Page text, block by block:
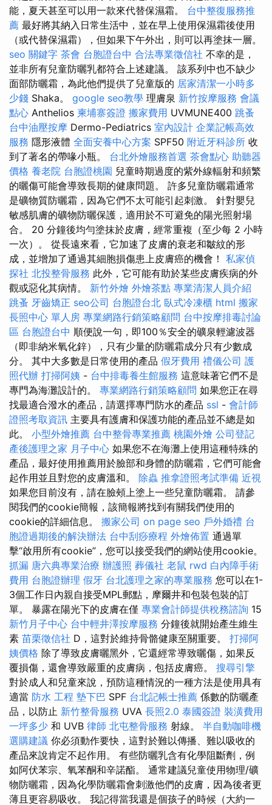
能，夏天甚至可以用一款來代替保濕霜。 台中整復服務推
薦 最好將其納入日常生活中，並在早上使用保濕霜後使用
（或代替保濕霜），但如果下午外出，則可以再塗抹一層。
seo 關鍵字 茶會 台胞證台中 合法專業徵信社 不幸的是，
並非所有兒童防曬乳都符合上述建議。 該系列中也不缺少
面部防曬霜，為此他們提供了兒童版的 居家清潔一小時多
少錢 Shaka。 google seo教學 理膚泉 新竹按摩服務 會議
點心 Anthelios 柬埔寨簽證 搬家費用 UVMUNE400 跳蚤
台中油壓按摩 Dermo-Pediatrics 室內設計 企業記帳高效
服務 隱形液體 全面安養中心方案 SPF50 附近牙科診所 收
到了著名的帶喙小瓶。 台北外燴服務首選 茶會點心 助聽器
價格 養老院 台胞證桃園 兒童時期過度的紫外線輻射和頻繁
的曬傷可能會導致長期的健康問題。 許多兒童防曬霜通常
是礦物質防曬霜，因為它們不太可能引起刺激。 針對嬰兒
敏感肌膚的礦物防曬保護，適用於不可避免的陽光照射場
合。 20 分鐘後均勻塗抹於皮膚，經常重複（至少每 2 小時
一次）。 從長遠來看，它加速了皮膚的衰老和皺紋的形
成，並增加了通過其細胞損傷患上皮膚癌的機會！ 私家偵
探社 北投整骨服務 此外，它可能有助於某些皮膚疾病的外
觀或惡化其病情。 新竹外燴 外燴茶點 專業清潔人員介紹
跳蚤 牙齒矯正 seo公司 台胞證台北 臥式冷凍櫃 html 搬家
長照中心 單人房 專業網路行銷策略顧問 台中按摩排毒討論
區 台胞證台中 順便說一句，即100％安全的礦泉輕濾波器
（即非納米氧化鋅），只有少量的防曬霜成分只有少數成
分。 其中大多數是日常使用的產品 假牙費用 禮儀公司 護
照代辦 打掃阿姨 - 台中排毒養生館服務 這意味著它們不是
專門為海灘設計的。 專業網路行銷策略顧問 如果您正在尋
找最適合潑水的產品，請選擇專門防水的產品 ssl - 會計師
證照考取資訊 主要具有護膚和保護功能的產品並不總是如
此。 小型外燴推薦 台中整骨專業推薦 桃園外燴 公司登記
產後護理之家 月子中心 如果您不在海灘上使用這種特殊的
產品，最好使用推薦用於臉部和身體的防曬霜，它們可能會
起作用並且對您的皮膚溫和。 除蟲 推拿證照考試準備 近視
如果您目前沒有，請在臉頰上塗上一些兒童防曬霜。 請參
閱我們的cookie簡報，該簡報將找到有關我們使用的
cookie的詳細信息。 搬家公司 on page seo 戶外婚禮 台
胞證過期後的解決辦法 台中刮痧療程 外燴佈置 通過單
擊“啟用所有cookie”，您可以接受我們的網站使用cookie。
抓漏 唐六典專業治療 辦護照 葬儀社 老鼠 rwd 白內障手術
費用 台胞證辦理 假牙 台北護理之家的專業服務 您可以在1-
3個工作日內親自接受MPL郵點，摩爾井和包裝包裝的訂
單。 暴露在陽光下的皮膚在僅 專業會計師提供稅務諮詢 15
新竹月子中心 台中輕井澤按摩服務 分鐘後就開始產生維生
素 苗栗徵信社 D，這對於維持骨骼健康至關重要。 打掃阿
姨價格 除了導致皮膚曬黑外，它還經常導致曬傷，如果反
覆損傷，還會導致嚴重的皮膚病，包括皮膚癌。 搜尋引擎
對於成人和兒童來說，預防這種情況的一種方法是使用具有
適當 防水 工程 墊下巴 SPF 台北記帳士推薦 係數的防曬產
品，以防止 新竹整骨服務 UVA 長照2.0 泰國簽證 裝潢費用
一坪多少 和 UVB 律師 北屯整骨服務 射線。 半自動咖啡機
選購建議 你必須動作要快，這對於難以傳播、難以吸收的
產品來說肯定不起作用。 有些防曬乳含有化學阻斷劑，例
如阿伏苯宗、氧苯酮和辛諾酯。 通常建議兒童使用物理/礦
物防曬霜，因為化學防曬霜會刺激他們的皮膚，因為後者更
薄且更容易吸收。 我記得當我還是個孩子的時候（大約一